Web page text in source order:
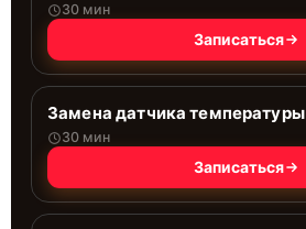
30 мин
Записаться
Замена датчика температуры
30 мин
Записаться